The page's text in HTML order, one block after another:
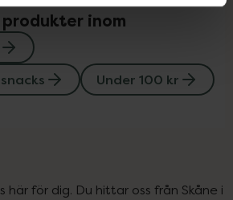
inom
Under 100 kr
här för dig. Du hittar oss från Skåne i